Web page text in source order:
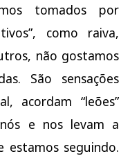
tomados por
como raiva,
não gostamos
São sensações
acordam “leões”
e nos levam a
estamos seguindo.